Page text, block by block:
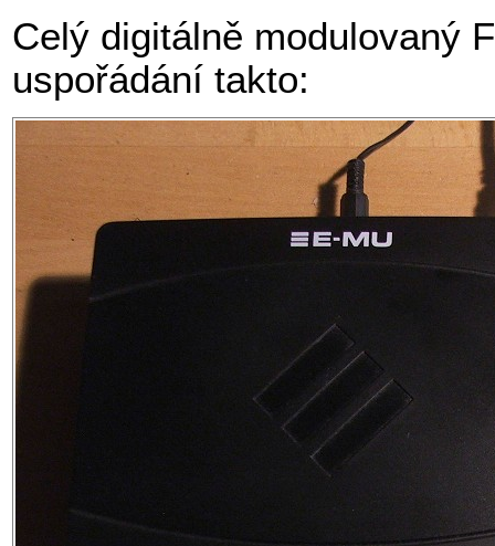
Celý digitálně modulovaný
uspořádání takto: